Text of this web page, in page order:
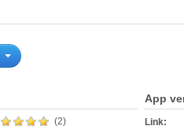
(2)
App
Link: